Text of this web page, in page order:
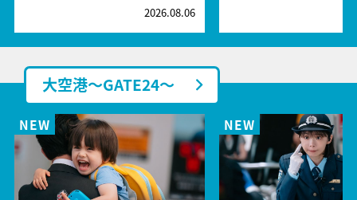
2026.08.06
大空港～GATE24～